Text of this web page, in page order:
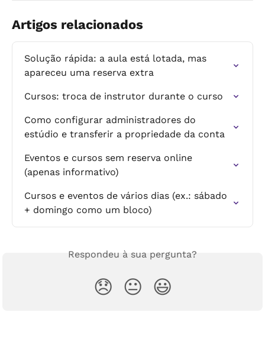
Artigos relacionados
Solução rápida: a aula está lotada, mas
apareceu uma reserva extra
Cursos: troca de instrutor durante o curso
Como configurar administradores do
estúdio e transferir a propriedade da conta
Eventos e cursos sem reserva online
(apenas informativo)
Cursos e eventos de vários dias (ex.: sábado
+ domingo como um bloco)
Respondeu à sua pergunta?
😞 😐 😃